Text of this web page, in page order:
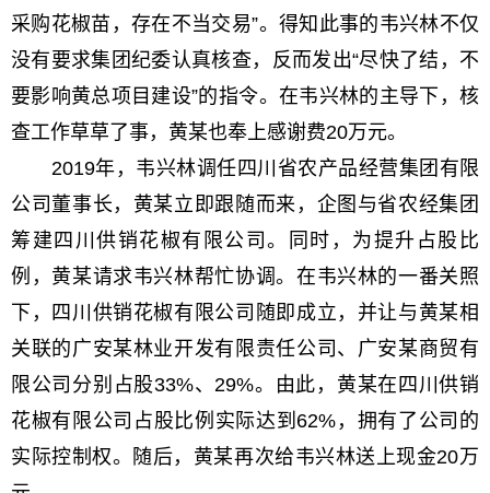
采购花椒苗，存在不当交易”。得知此事的韦兴林不仅
没有要求集团纪委认真核查，反而发出“尽快了结，不
要影响黄总项目建设”的指令。在韦兴林的主导下，核
查工作草草了事，黄某也奉上感谢费20万元。
2019年，韦兴林调任四川省农产品经营集团有限
公司董事长，黄某立即跟随而来，企图与省农经集团
筹建四川供销花椒有限公司。同时，为提升占股比
例，黄某请求韦兴林帮忙协调。在韦兴林的一番关照
下，四川供销花椒有限公司随即成立，并让与黄某相
关联的广安某林业开发有限责任公司、广安某商贸有
限公司分别占股33%、29%。由此，黄某在四川供销
花椒有限公司占股比例实际达到62%，拥有了公司的
实际控制权。随后，黄某再次给韦兴林送上现金20万